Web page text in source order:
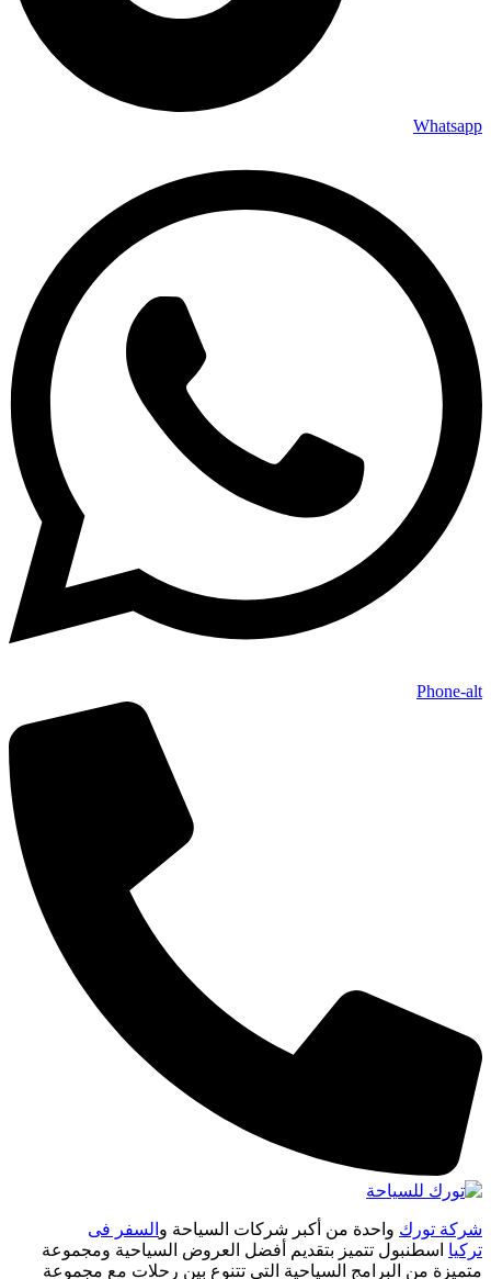
Whatsapp
Phone-alt
شركة تورك واحدة من أكبر شركات السياحة و السفر فى
تركيا اسطنبول تتميز بتقديم أفضل العروض السياحية ومجموعة
متميزة من البرامج السياحية التى تتنوع بين رحلات مع مجموعة